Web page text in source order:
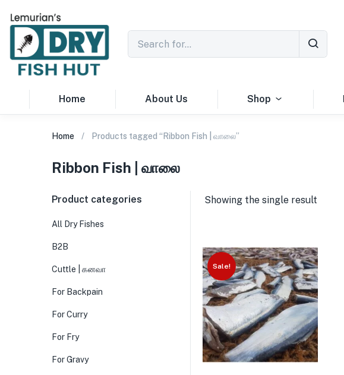
Home About Us Shop
Home Products tagged “Ribbon Fish | வாலை”
Ribbon Fish | வாலை
Showing the single result
Sale!
Product categories
All Dry Fishes
B2B
Cuttle | கனவா
For Backpain
For Curry
For Fry
For Gravy